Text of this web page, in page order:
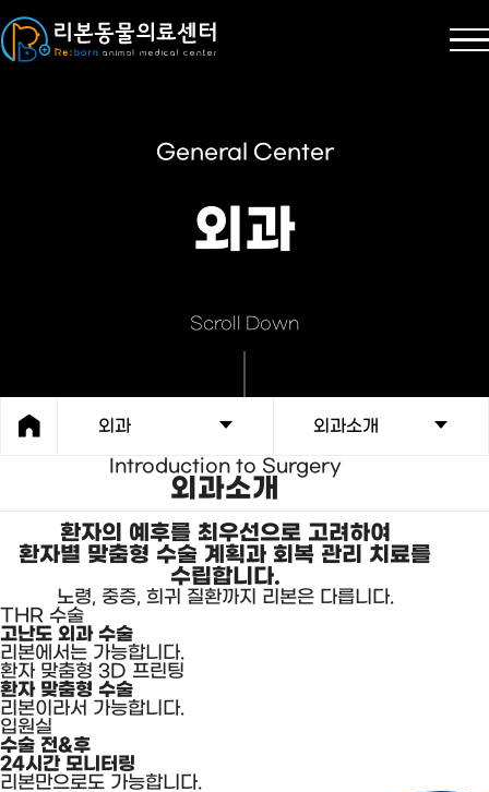
General Center
외과
Scroll Down
외과 외과소개
Introduction to Surgery
외과소개
환자의 예후를 최우선으로 고려하여
환자별 맞춤형 수술 계획과 회복 관리 치료를
수립합니다.
노령, 중증, 희귀 질환까지 리본은 다릅니다.
THR 수술
고난도 외과 수술
리본에서는 가능합니다.
환자 맞춤형 3D 프린팅
환자 맞춤형 수술
리본이라서 가능합니다.
입원실
수술 전&후
24시간 모니터링
리본만으로도 가능합니다.